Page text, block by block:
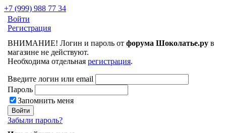
+7 (999) 988 77 34
Войти
Регистрация
ВНИМАНИЕ! Логин и пароль от форума Шоколатье.ру в
магазине не действуют.
Необходима отдельная регистрация.
Введите логин или email
Пароль
Запомнить меня
Забыли пароль?